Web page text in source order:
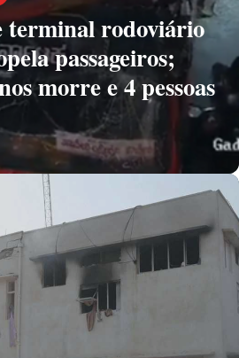
terminal rodoviário
passageiros;
morre e 4 pessoas